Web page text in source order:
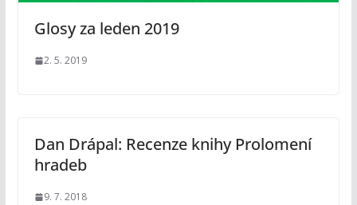
Glosy za leden 2019
2. 5. 2019
Dan Drápal: Recenze knihy Prolomení
hradeb
9. 7. 2018